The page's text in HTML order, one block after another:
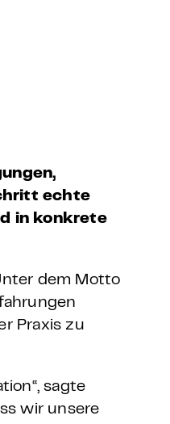
echte
in konkrete
dem Motto
Praxis zu
sagte
wir unsere